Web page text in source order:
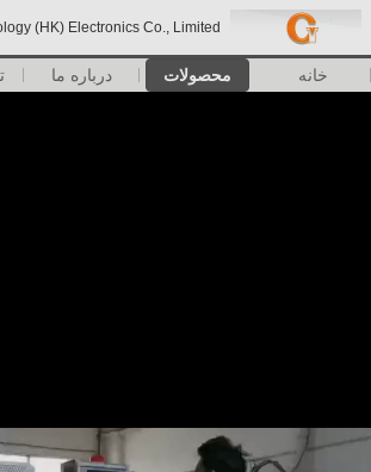
(HK) Electronics Co., Limited
خانه محصولات درباره ما